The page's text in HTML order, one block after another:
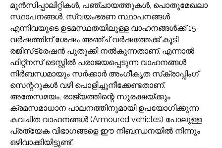
മുൻസിപ്പാലിറ്റികൾ, പഞ്ചായത്തുകൾ, പൊതുമേഖലാ
സ്ഥാപനങ്ങൾ, സ്വയംഭരണ സ്ഥാപനങ്ങൾ
എന്നിവയുടെ ഉടമസ്ഥതയിലുള്ള വാഹനങ്ങൾക്ക് 15
വർഷത്തിന് ശേഷം അഞ്ച് വർഷത്തേക്ക് കൂടി
രജിസ്‌ട്രേഷൻ പുതുക്കി നൽകുന്നതാണ്. എന്നാൽ
ഫിറ്റ്‌നസ് ടെസ്റ്റിൽ പരാജയപ്പെടുന്ന വാഹനങ്ങൾ
നിർബന്ധമായും സർക്കാർ അംഗീകൃത സ്‌ക്രാപ്പിംഗ്
സെന്ററുകൾ വഴി പൊളിച്ചുനീക്കേണ്ടതാണ്.
അതേസമയം, രാജ്യത്തിന്റെ സുരക്ഷയ്ക്കും
ക്രമസമാധാന പാലനത്തിനുമായി ഉപയോഗിക്കുന്ന
കവചിത വാഹനങ്ങൾ (Armoured vehicles) പോലുള്ള
പ്രത്യേക വിഭാഗങ്ങളെ ഈ നിബന്ധനയിൽ നിന്നും
ഒഴിവാക്കിയിട്ടുണ്ട്.